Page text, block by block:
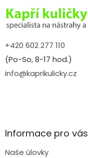
+420 602 277 110
(Po-So, 8-17 hod.)
info@kaprikulicky.cz
Informace pro vás
Naše úlovky